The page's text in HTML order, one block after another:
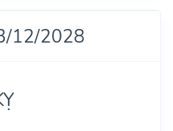
12/2028